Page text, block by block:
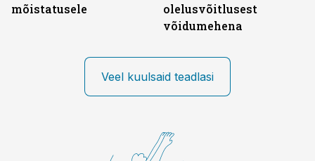
mõistatusele
olelusvõitlusest
võidumehena
Veel kuulsaid teadlasi